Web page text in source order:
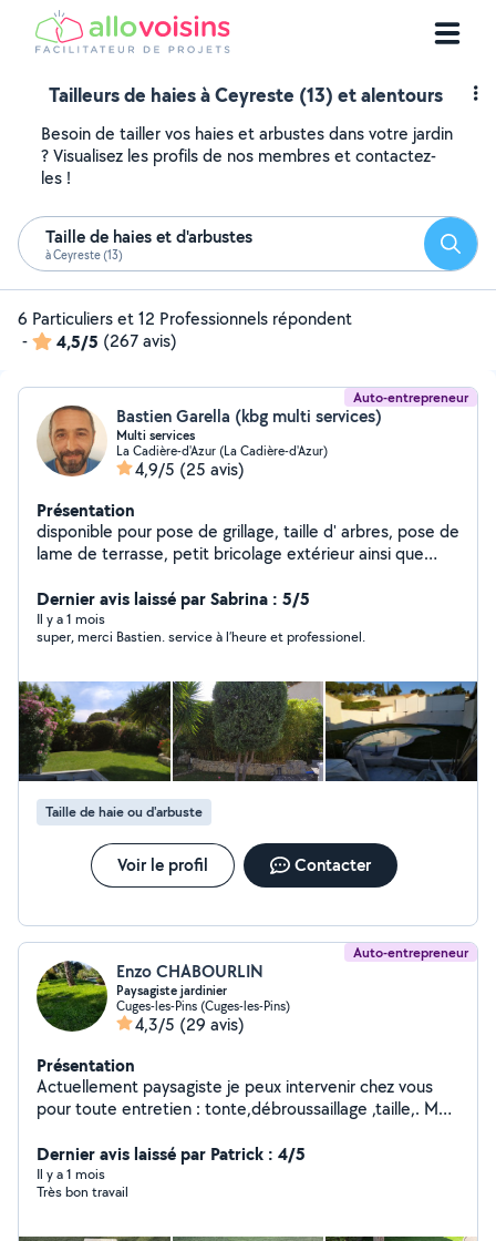
Tailleurs de haies à Ceyreste (13) et alentours
Besoin de tailler vos haies et arbustes dans votre jardin
? Visualisez les profils de nos membres et contactez-
les !
Taille de haies et d'arbustes
à Ceyreste (13)
6 Particuliers et 12 Professionnels répondent
-
4,5/5 (267 avis)
Auto-entrepreneur
Bastien Garella (kbg multi services)
Multi services
La Cadière-d'Azur (La Cadière-d'Azur)
4,9/5 (25 avis)
Présentation
disponible pour pose de grillage, taille d' arbres, pose de
lame de terrasse, petit bricolage extérieur ainsi que
montage de meuble, pose de rembarde, peinture, pose
de carrelage, petit travaux électrique, nettoyage int/ext
et déménagement
Dernier avis laissé par Sabrina : 5/5
Il y a 1 mois
super, merci Bastien. service à l’heure et professionel.
Taille de haie ou d'arbuste
Voir le profil Contacter
Auto-entrepreneur
Enzo CHABOURLIN
Paysagiste jardinier
Cuges-les-Pins (Cuges-les-Pins)
4,3/5 (29 avis)
Présentation
Actuellement paysagiste je peux intervenir chez vous
pour toute entretien : tonte,débroussaillage ,taille,. Mais
réalisation massif,... N'hésitez pas à me contacter quand
vous voulez.
Dernier avis laissé par Patrick : 4/5
Il y a 1 mois
Très bon travail